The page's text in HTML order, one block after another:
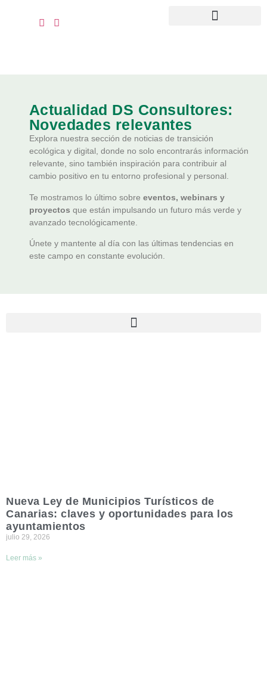
Actualidad DS Consultores:
Novedades relevantes
Explora nuestra sección de noticias de transición
ecológica y digital, donde no solo encontrarás información
relevante, sino también inspiración para contribuir al
cambio positivo en tu entorno profesional y personal.
Te mostramos lo último sobre eventos, webinars y
proyectos que están impulsando un futuro más verde y
avanzado tecnológicamente.
Únete y mantente al día con las últimas tendencias en
este campo en constante evolución.
Nueva Ley de Municipios Turísticos de
Canarias: claves y oportunidades para los
ayuntamientos
julio 29, 2026
Leer más »